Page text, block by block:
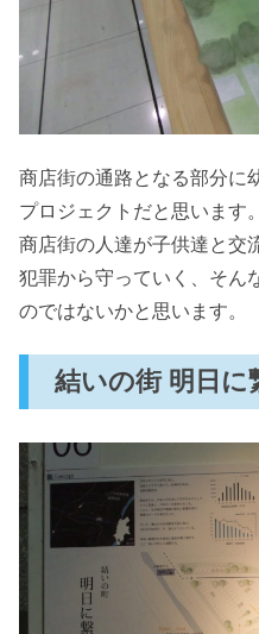
商店街の通路となる部分に
プロジェクトだと思います。
商店街の人達が子供達と交
犯罪から守っていく、そん
のではないかと思います。
結いの街 明日に